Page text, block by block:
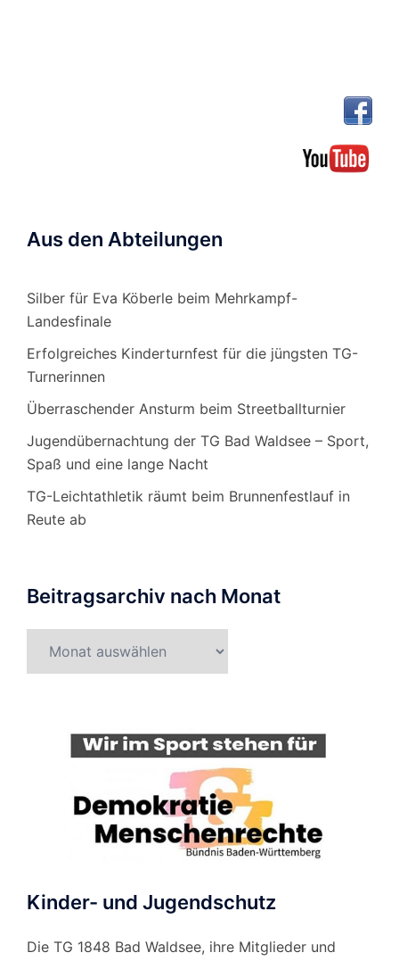
Aus den Abteilungen
Silber für Eva Köberle beim Mehrkampf-
Landesfinale
Erfolgreiches Kinderturnfest für die jüngsten TG-
Turnerinnen
Überraschender Ansturm beim Streetballturnier
Jugendübernachtung der TG Bad Waldsee – Sport,
Spaß und eine lange Nacht
TG-Leichtathletik räumt beim Brunnenfestlauf in
Reute ab
Beitragsarchiv nach Monat
Kinder- und Jugendschutz
Die TG 1848 Bad Waldsee, ihre Mitglieder und